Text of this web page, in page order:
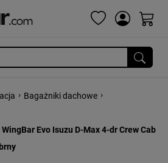
› Bagażniki dachowe ›
Evo Isuzu D-Max 4-dr Crew Cab